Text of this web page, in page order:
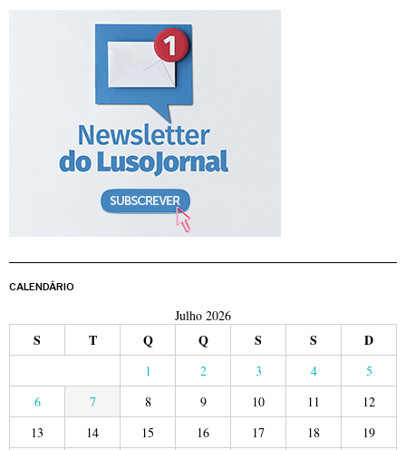
CALENDÁRIO
Julho 2026
S T Q Q S S D
1 2 3 4
5
6
7 8 9 10 11
12
13
14 15 16 17 18
19